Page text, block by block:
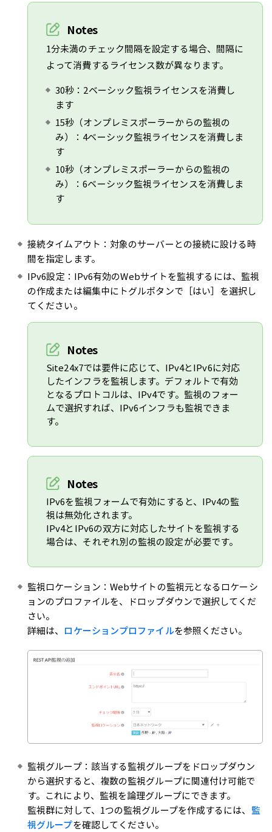
Notes
1分未満のチェック間隔を設定する場合、間隔に
よって消費するライセンス数が異なります。
30秒：2ベーシック監視ライセンスを消費し
ます
15秒（オンプレミスポーラーからの監視の
み）：4ベーシック監視ライセンスを消費しま
す
10秒（オンプレミスポーラーからの監視の
み）：6ベーシック監視ライセンスを消費しま
す
接続タイムアウト：対象のサーバーとの接続に設ける時
間を指定します。
IPv6設定：IPv6有効のWebサイトを監視するには、監視
の作成または編集中にトグルボタンで［はい］を選択し
てください。
Notes
Site24x7では要件に応じて、IPv4とIPv6に対応
したインフラを監視します。デフォルトで有効
となるプロトコルは、IPv4です。監視のフォー
ムで選択すれば、IPv6インフラも監視できま
す。
Notes
IPv6を監視フォームで有効にすると、IPv4の監
視は無効化されます。
IPv4とIPv6の双方に対応したサイトを監視する
場合は、それぞれ別の監視の設定が必要です。
監視ロケーション：Webサイトの監視元となるロケーシ
ョンのプロファイルを、ドロップダウンで選択してくだ
さい。
詳細は、 ロケーションプロファイルを参照ください。
監視グループ：該当する監視グループをドロップダウン
から選択すると、複数の監視グループに関連付け可能で
す。これにより、監視を論理グループにできます。
監視群に対して、1つの監視グループを作成するには、 監
視グループを確認してください。